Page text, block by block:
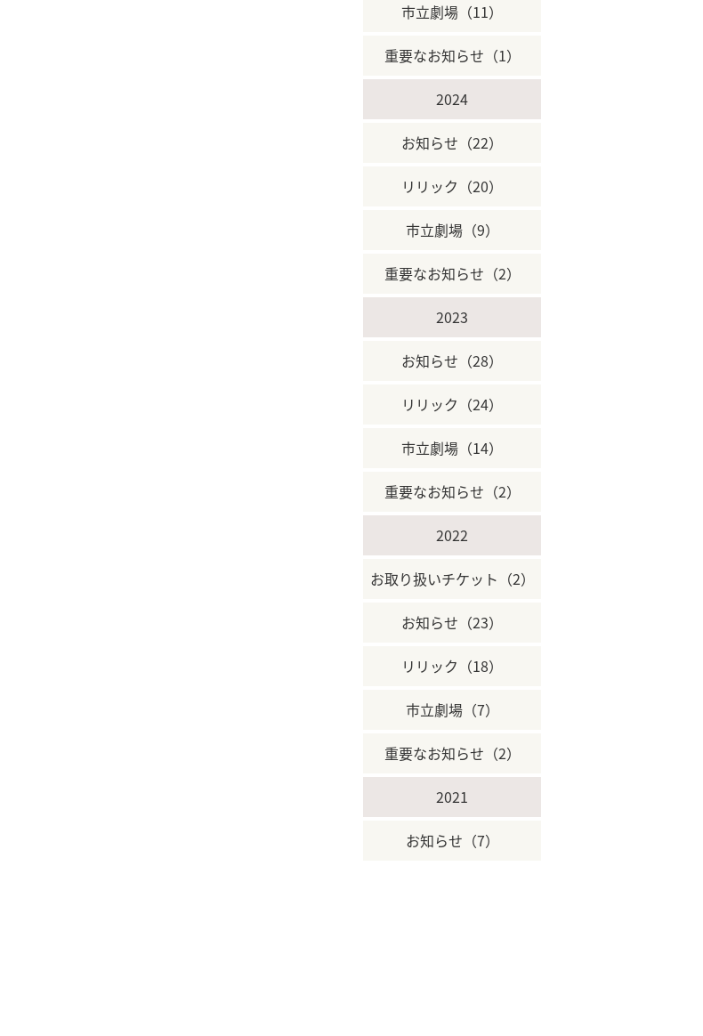
市立劇場（11）
重要なお知らせ（1）
2024
お知らせ（22）
リリック（20）
市立劇場（9）
重要なお知らせ（2）
2023
お知らせ（28）
リリック（24）
市立劇場（14）
重要なお知らせ（2）
2022
お取り扱いチケット（2）
お知らせ（23）
リリック（18）
市立劇場（7）
重要なお知らせ（2）
2021
お知らせ（7）